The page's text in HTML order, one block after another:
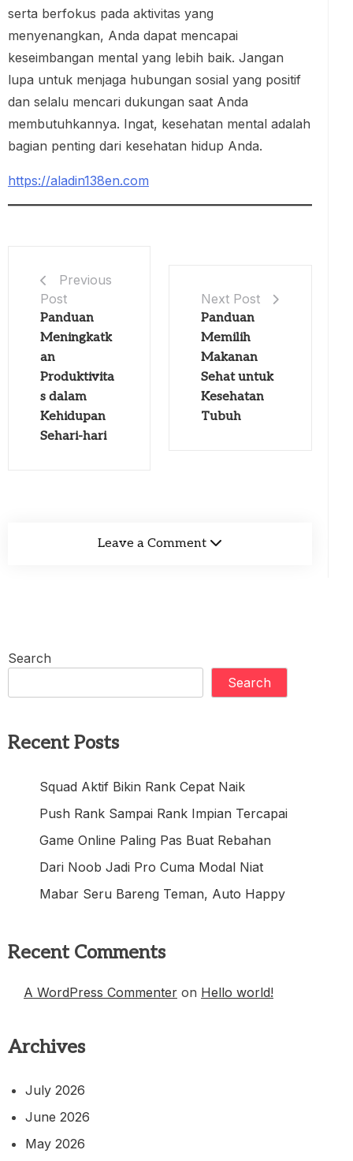
serta berfokus pada aktivitas yang
menyenangkan, Anda dapat mencapai
keseimbangan mental yang lebih baik. Jangan
lupa untuk menjaga hubungan sosial yang positif
dan selalu mencari dukungan saat Anda
membutuhkannya. Ingat, kesehatan mental adalah
bagian penting dari kesehatan hidup Anda.
https://aladin138en.com
Previous
Post
Panduan
Meningkatk
an
Produktivita
s dalam
Kehidupan
Sehari-hari
Next Post
Panduan
Memilih
Makanan
Sehat untuk
Kesehatan
Tubuh
Leave a Comment
Search
Search
Recent Posts
Squad Aktif Bikin Rank Cepat Naik
Push Rank Sampai Rank Impian Tercapai
Game Online Paling Pas Buat Rebahan
Dari Noob Jadi Pro Cuma Modal Niat
Mabar Seru Bareng Teman, Auto Happy
Recent Comments
A WordPress Commenter on Hello world!
Archives
July 2026
June 2026
May 2026